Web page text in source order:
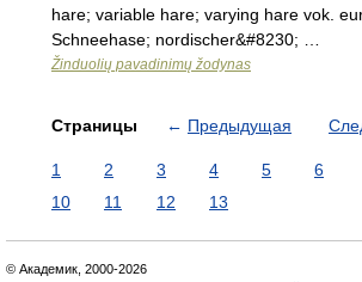
hare; variable hare; varying hare vok.
Schneehase; nordischer&#8230; …
Žinduolių pavadinimų žodynas
Страницы ← Предыдущая
1 2 3 4 5 6
10
11 12 13
© Академик, 2000-2026